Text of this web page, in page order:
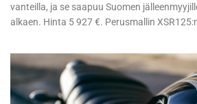
vanteilla, ja se saapuu Suomen
alkaen. Hinta 5 927 €. Perusmallin